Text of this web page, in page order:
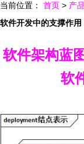
当前位置： 首页 > 产
软件开发中的支撑作用
软件架构蓝
软